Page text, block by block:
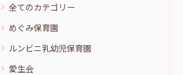
全てのカテゴリー
めぐみ保育園
ルンビニ乳幼児保育園
愛生会